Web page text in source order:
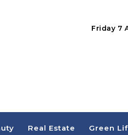
Friday 7
Real Estate Green